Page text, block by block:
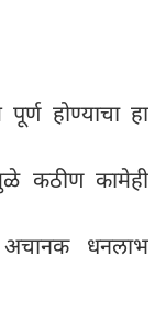
होण्याचा हा
कठीण कामेही
धनलाभ